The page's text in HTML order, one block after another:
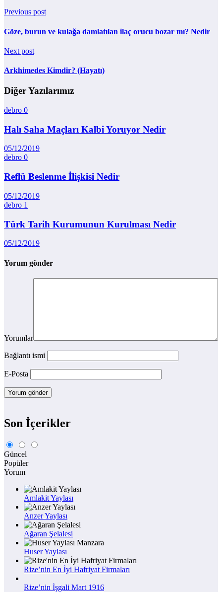
Previous post
Göze, burun ve kulağa damlatılan ilaç orucu bozar mı? Nedir
Next post
Arkhimedes Kimdir? (Hayatı)
Diğer Yazılarımız
debro 0
Halı Saha Maçları Kalbi Yoruyor Nedir
05/12/2019
debro 0
Reflü Beslenme İlişkisi Nedir
05/12/2019
debro 1
Türk Tarih Kurumunun Kurulması Nedir
05/12/2019
Yorum gönder
Yorumlar
Bağlantı ismi
E-Posta
Son İçerikler
Güncel
Popüler
Yorum
Amlakit Yaylası
Anzer Yaylası
Ağaran Şelalesi
Huser Yaylası
Rize’nin En İyi Hafriyat Firmaları
Rize’nin İşgali Mart 1916